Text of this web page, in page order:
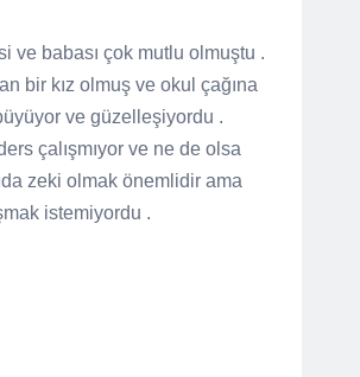
ve babası çok mutlu olmuştu .
bir kız olmuş ve okul çağına
ve güzelleşiyordu .
çalışmıyor ve ne de olsa
zeki olmak önemlidir ama
istemiyordu .